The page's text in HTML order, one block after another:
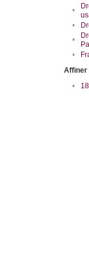
•
•
•
•
Affiner
•